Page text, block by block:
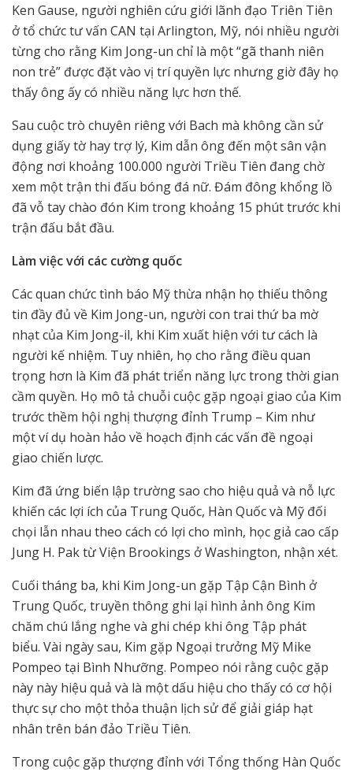
Ken Gause, người nghiên cứu giới lãnh đạo Triên Tiên
ở tổ chức tư vấn CAN tại Arlington, Mỹ, nói nhiều người
từng cho rằng Kim Jong-un chỉ là một “gã thanh niên
non trẻ” được đặt vào vị trí quyền lực nhưng giờ đây họ
thấy ông ấy có nhiều năng lực hơn thế.
Sau cuộc trò chuyên riêng với Bach mà không cần sử
dụng giấy tờ hay trợ lý, Kim dẫn ông đến một sân vận
động nơi khoảng 100.000 người Triều Tiên đang chờ
xem một trận thi đấu bóng đá nữ. Đám đông khổng lồ
đã vỗ tay chào đón Kim trong khoảng 15 phút trước khi
trận đấu bắt đầu.
Làm việc với các cường quốc
Các quan chức tình báo Mỹ thừa nhận họ thiếu thông
tin đầy đủ về Kim Jong-un, người con trai thứ ba mờ
nhạt của Kim Jong-il, khi Kim xuất hiện với tư cách là
người kế nhiệm. Tuy nhiên, họ cho rằng điều quan
trọng hơn là Kim đã phát triển năng lực trong thời gian
cầm quyền. Họ mô tả chuỗi cuộc gặp ngoại giao của Kim
trước thềm hội nghị thượng đỉnh Trump – Kim như
một ví dụ hoàn hảo về hoạch định các vấn đề ngoại
giao chiến lược.
Kim đã ứng biến lập trường sao cho hiệu quả và nỗ lực
khiến các lợi ích của Trung Quốc, Hàn Quốc và Mỹ đối
chọi lẫn nhau theo cách có lợi cho mình, học giả cao cấp
Jung H. Pak từ Viện Brookings ở Washington, nhận xét.
Cuối tháng ba, khi Kim Jong-un gặp Tập Cận Bình ở
Trung Quốc, truyền thông ghi lại hình ảnh ông Kim
chăm chú lắng nghe và ghi chép khi ông Tập phát
biểu. Vài ngày sau, Kim gặp Ngoại trưởng Mỹ Mike
Pompeo tại Bình Nhưỡng. Pompeo nói rằng cuộc gặp
này này hiệu quả và là một dấu hiệu cho thấy có cơ hội
thực sự cho một thỏa thuận lịch sử để giải giáp hạt
nhân trên bán đảo Triều Tiên.
Trong cuộc gặp thượng đỉnh với Tổng thống Hàn Quốc